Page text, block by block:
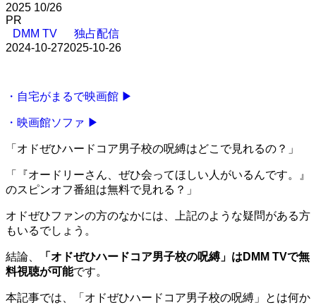
2025 10/26
PR
DMM TV
独占配信
2024-10-272025-10-26
・自宅がまるで映画館 ▶
・映画館ソファ ▶
「オドぜひハードコア男子校の呪縛はどこで見れるの？」
「『オードリーさん、ぜひ会ってほしい人がいるんです。』
のスピンオフ番組は無料で見れる？」
オドぜひファンの方のなかには、上記のような疑問がある方
もいるでしょう。
結論、
「オドぜひハードコア男子校の呪縛」はDMM TVで無
料視聴が可能です。
本記事では、「オドぜひハードコア男子校の呪縛」とは何か